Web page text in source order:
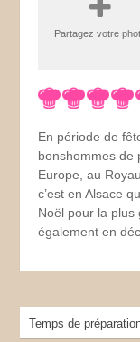
Partagez votre
En période de
bonshommes de
Europe, au
c’est en Alsace
Noël pour la plus
également en
Temps de